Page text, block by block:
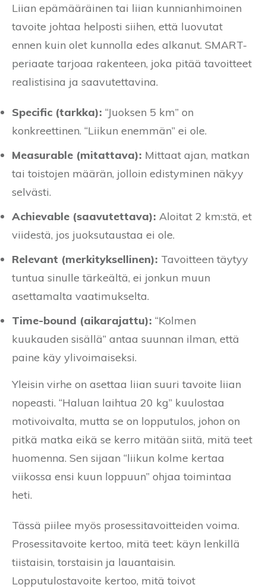
Liian epämääräinen tai liian kunnianhimoinen
tavoite johtaa helposti siihen, että luovutat
ennen kuin olet kunnolla edes alkanut. SMART-
periaate tarjoaa rakenteen, joka pitää tavoitteet
realistisina ja saavutettavina.
Specific (tarkka): “Juoksen 5 km” on
konkreettinen. “Liikun enemmän” ei ole.
Measurable (mitattava): Mittaat ajan, matkan
tai toistojen määrän, jolloin edistyminen näkyy
selvästi.
Achievable (saavutettava): Aloitat 2 km:stä, et
viidestä, jos juoksutaustaa ei ole.
Relevant (merkityksellinen): Tavoitteen täytyy
tuntua sinulle tärkeältä, ei jonkun muun
asettamalta vaatimukselta.
Time-bound (aikarajattu): “Kolmen
kuukauden sisällä” antaa suunnan ilman, että
paine käy ylivoimaiseksi.
Yleisin virhe on asettaa liian suuri tavoite liian
nopeasti. “Haluan laihtua 20 kg” kuulostaa
motivoivalta, mutta se on lopputulos, johon on
pitkä matka eikä se kerro mitään siitä, mitä teet
huomenna. Sen sijaan “liikun kolme kertaa
viikossa ensi kuun loppuun” ohjaa toimintaa
heti.
Tässä piilee myös prosessitavoitteiden voima.
Prosessitavoite kertoo, mitä teet: käyn lenkillä
tiistaisin, torstaisin ja lauantaisin.
Lopputulostavoite kertoo, mitä toivot